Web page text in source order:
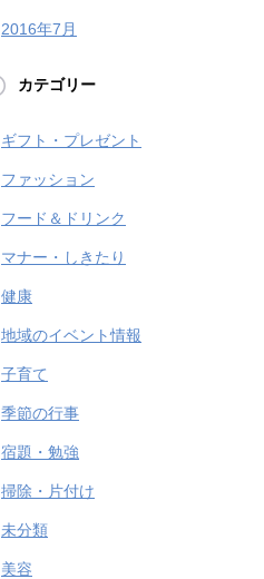
2016年7月
カテゴリー
ギフト・プレゼント
ファッション
フード＆ドリンク
マナー・しきたり
健康
地域のイベント情報
子育て
季節の行事
宿題・勉強
掃除・片付け
未分類
美容